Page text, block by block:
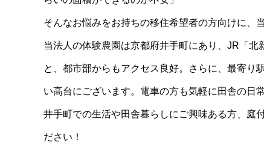
そんなお悩みをお持ちの移住希望者の方向けに、
当法人の体験農園は京都府井手町にあり、JR「
と、都市部からもアクセス良好。さらに、最寄り
い高台にございます。電車の方も気軽に田舎の日
井手町での生活や田舎暮らしにご興味ある方、庭
ださい！